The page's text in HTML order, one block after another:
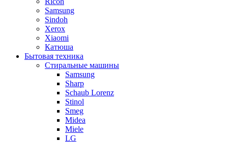
Samsung
Sindoh
Xerox
Xiaomi
Катюша
Бытовая техника
Стиральные машины
Samsung
Sharp
Schaub Lorenz
Stinol
Smeg
Midea
Miele
LG